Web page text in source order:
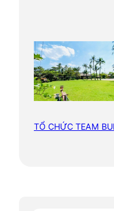
TỔ CHỨC TEAM